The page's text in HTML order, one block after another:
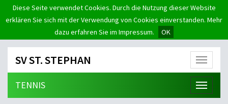
Diese Seite verwendet Cookies. Durch die Nutzung dieser Website
erklären Sie sich mit der Verwendung von Cookies einverstanden. Mehr
dazu erfahren Sie im Impressum.
OK
Menü
SV ST. STEPHAN
Menü
TENNIS